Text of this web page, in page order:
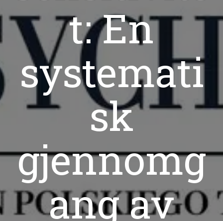
t: En
systemati
sk
gjennomg
ang av